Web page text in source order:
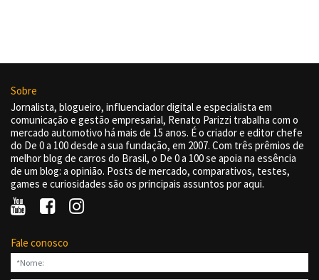
Sobre
Jornalista, blogueiro, influenciador digital e especialista em
comunicação e gestão empresarial, Renato Parizzi trabalha com o
mercado automotivo há mais de 15 anos. É o criador e editor chefe
do De 0 a 100 desde a sua fundação, em 2007. Com três prêmios de
melhor blog de carros do Brasil, o De 0 a 100 se apoia na essência
de um blog: a opinião. Posts de mercado, comparativos, testes,
games e curiosidades são os principais assuntos por aqui.
Fale conosco